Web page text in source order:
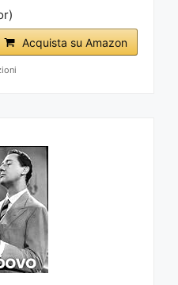
Acquista su Amazon